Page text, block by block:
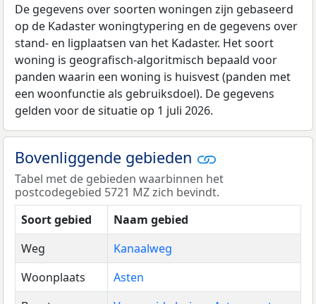
De gegevens over soorten woningen zijn gebaseerd
op de Kadaster woningtypering en de gegevens over
stand- en ligplaatsen van het Kadaster. Het soort
woning is geografisch-algoritmisch bepaald voor
panden waarin een woning is huisvest (panden met
een woonfunctie als gebruiksdoel). De gegevens
gelden voor de situatie op 1 juli 2026.
Bovenliggende gebieden
Tabel met de gebieden waarbinnen het
postcodegebied 5721 MZ zich bevindt.
Soort gebied
Naam gebied
Weg
Kanaalweg
Woonplaats
Asten